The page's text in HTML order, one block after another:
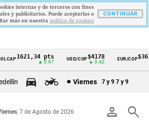
1621,34 pts
▲ 0.67
USD/COP$4178
▲ 0.42
EUR/COP$3672
Viernes 7 y 9 7 y 9
person search
, 7 de Agosto de 2026
internas y de terceros con fines
y publicitarios. Puede aceptarlas o
más en nuestra politica de cookies
CONTINUAR